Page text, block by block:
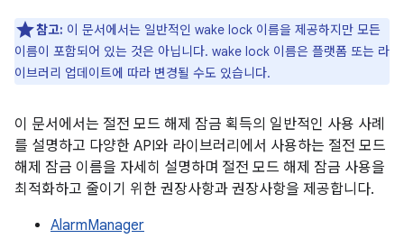
참고: 이 문서에서는 일반적인 wake lock 이름을 제공하지만 모든
이름이 포함되어 있는 것은 아닙니다. wake lock 이름은 플랫폼 또는 라
이브러리 업데이트에 따라 변경될 수도 있습니다.
이 문서에서는 절전 모드 해제 잠금 획득의 일반적인 사용 사례
를 설명하고 다양한 API와 라이브러리에서 사용하는 절전 모드
해제 잠금 이름을 자세히 설명하며 절전 모드 해제 잠금 사용을
최적화하고 줄이기 위한 권장사항과 권장사항을 제공합니다.
AlarmManager